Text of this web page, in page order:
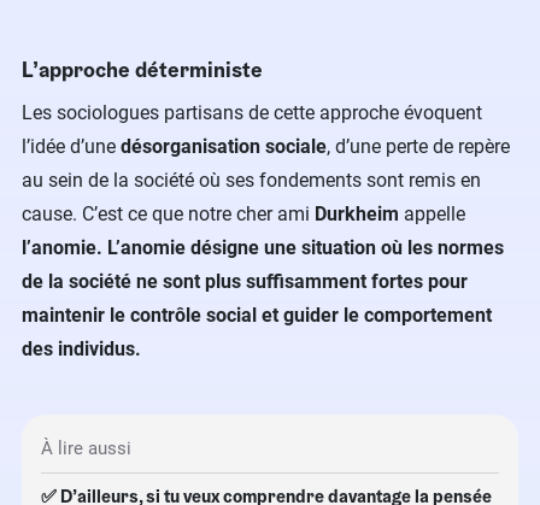
L’approche déterministe
Les sociologues partisans de cette approche évoquent
l’idée d’une désorganisation sociale, d’une perte de repère
au sein de la société où ses fondements sont remis en
cause. C’est ce que notre cher ami Durkheim appelle
l’anomie. L’anomie désigne une situation où les normes
de la société ne sont plus suffisamment fortes pour
maintenir le contrôle social et guider le comportement
des individus.
À lire aussi
✅ D’ailleurs, si tu veux comprendre davantage la pensée